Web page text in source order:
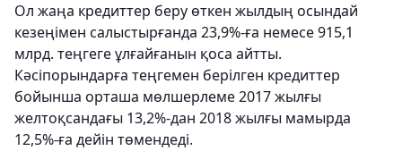
Ол жаңа кредиттер беру өткен жылдың осындай
кезеңімен салыстырғанда 23,9%-ға немесе 915,1
млрд. теңгеге ұлғайғанын қоса айтты.
Кәсіпорындарға теңгемен берілген кредиттер
бойынша орташа мөлшерлеме 2017 жылғы
желтоқсандағы 13,2%-дан 2018 жылғы мамырда
12,5%-ға дейін төмендеді.